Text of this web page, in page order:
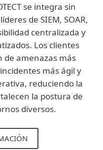
se integra sin
de SIEM, SOAR,
centralizada y
Los clientes
de amenazas más
más ágil y
reduciendo la
la postura de
diversos.